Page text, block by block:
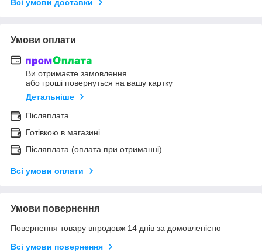
Всі умови доставки
Умови оплати
Ви отримаєте замовлення
або гроші повернуться на вашу картку
Детальніше
Післяплата
Готівкою в магазині
Післяплата (оплата при отриманні)
Всі умови оплати
Умови повернення
Повернення товару впродовж 14 днів за домовленістю
Всі умови повернення